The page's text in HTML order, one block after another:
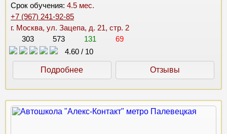
Срок обучения: 4.5 мес.
+7 (967) 241-92-85
г. Москва, ул. Зацепа, д. 21, стр. 2
303
573 131
69
4.60 / 10
Подробнее Отзывы